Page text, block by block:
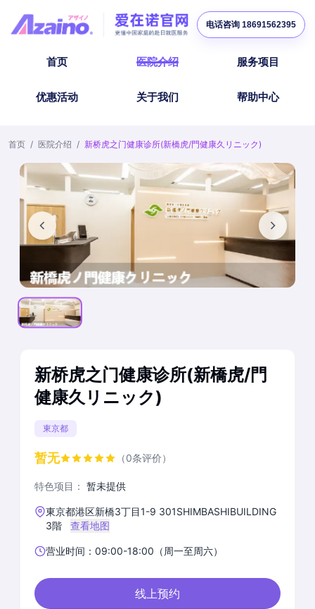
首页 医院介绍 服务项目
优惠活动 关于我们 帮助中心
电话咨询 18691562395
首页 / 医院介绍 / 新桥虎之门健康诊所(新橋虎/門健康久リニック)
新桥虎之门健康诊所(新橋虎/門
健康久リニック)
東京都
暂无 （0条评价）
特色项目： 暂未提供
東京都港区新橋3丁目1-9 301SHIMBASHIBUILDING
3階
查看地图
营业时间：09:00-18:00（周一至周六）
线上预约